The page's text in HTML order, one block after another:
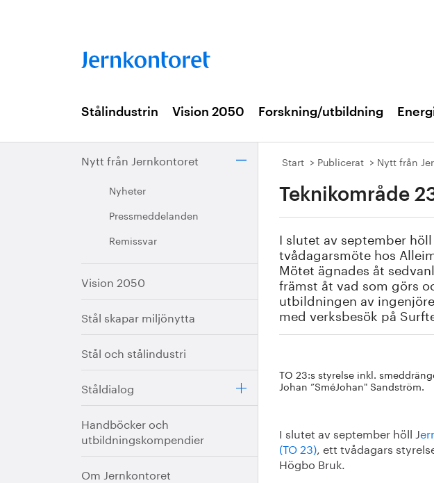
Stålindustrin Vision 2050 Forskning/utbildning
Nytt från Jernkontoret
Nyheter
Pressmeddelanden
Remissvar
Vision 2050
Stål skapar miljönytta
Stål och stålindustri
Ståldialog
Handböcker och
utbildningskompendier
Om Jernkontoret
Start Publicerat Nytt från
Teknikområde
I slutet av september
tvådagarsmöte hos
Mötet ägnades åt
främst åt vad som görs
utbildningen av
med verksbesök på
TO 23:s styrelse inkl.
Johan ”SméJohan" Sandström.
I slutet av september höll J
(TO 23), ett tvådagars
Högbo Bruk.